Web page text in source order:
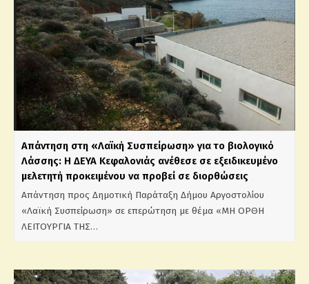
Απάντηση στη «Λαϊκή Συσπείρωση» για το βιολογικό
Λάσσης: Η ΔΕΥΑ Κεφαλονιάς ανέθεσε σε εξειδικευμένο
μελετητή προκειμένου να προβεί σε διορθώσεις
Απάντηση προς Δημοτική Παράταξη Δήμου Αργοστολίου
«Λαϊκή Συσπείρωση» σε επερώτηση με θέμα «ΜΗ ΟΡΘΗ
ΛΕΙΤΟΥΡΓΙΑ ΤΗΣ…